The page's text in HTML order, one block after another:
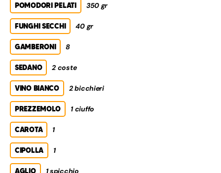
POMODORI PELATI 350 gr
FUNGHI SECCHI 40 gr
GAMBERONI 8
SEDANO 2 coste
VINO BIANCO 2 bicchieri
PREZZEMOLO 1 ciuffo
CAROTA 1
CIPOLLA 1
AGLIO 1 spicchio